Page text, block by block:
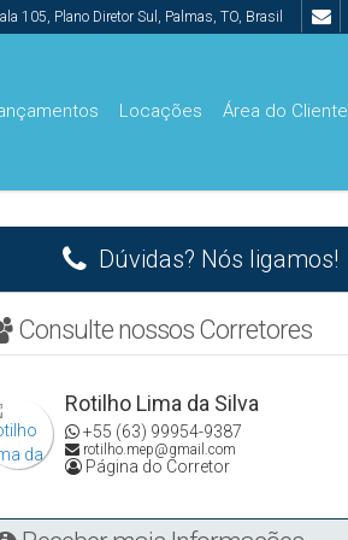
105, Plano Diretor Sul , Palmas, TO, Brasil
Área do Cliente
Locações
Dúvidas? Nós ligamos!
Consulte nossos Corretores
Rotilho Lima da Silva
+55 (63) 99954-9387
rotilho.mep@gmail.com
Página do Corretor